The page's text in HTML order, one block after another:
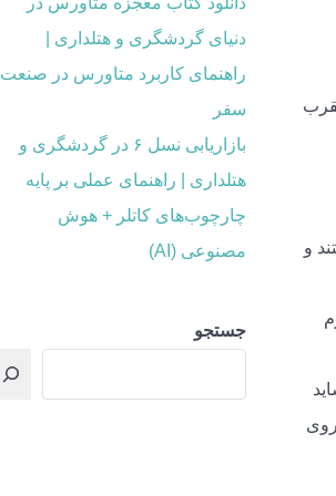
و
روی
دنیای گردشگری و هتلداری |
راهنمای کاربرد متاورس در صنعت
سفر
بازاریابی نسل ۶ در گردشگری و
هتلداری | راهنمای عملی بر پایه
چارچوب‌های کاتلر + هوش
مصنوعی (AI)
جستجو